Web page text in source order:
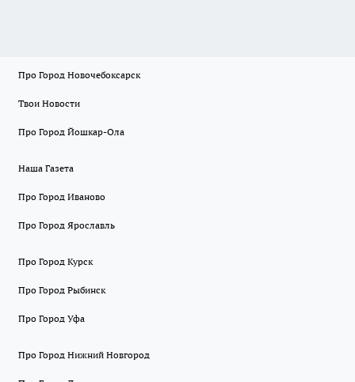
Про Город Новочебоксарск
Твои Новости
Про Город Йошкар-Ола
Наша Газета
Про Город Иваново
Про Город Ярославль
Про Город Курск
Про Город Рыбинск
Про Город Уфа
Про Город Нижний Новгород